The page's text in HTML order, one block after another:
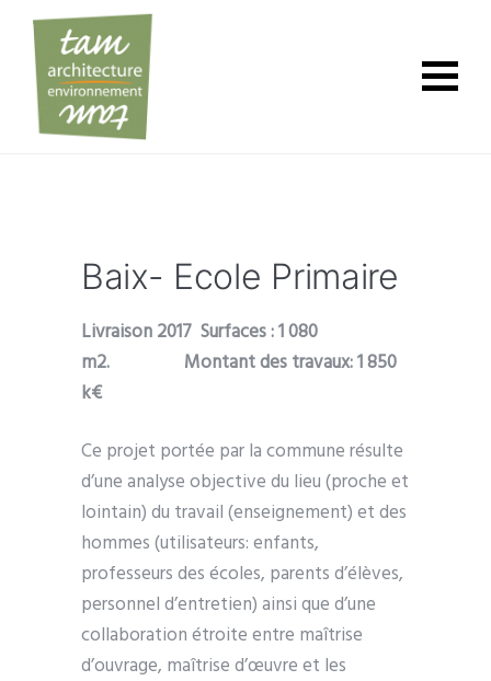
Baix- Ecole Primaire
Livraison 2017 Surfaces : 1 080
m2. Montant des travaux: 1 850
k€
Ce projet portée par la commune résulte
d’une analyse objective du lieu (proche et
lointain) du travail (enseignement) et des
hommes (utilisateurs: enfants,
professeurs des écoles, parents d’élèves,
personnel d’entretien) ainsi que d’une
collaboration étroite entre maîtrise
d’ouvrage, maîtrise d’œuvre et les